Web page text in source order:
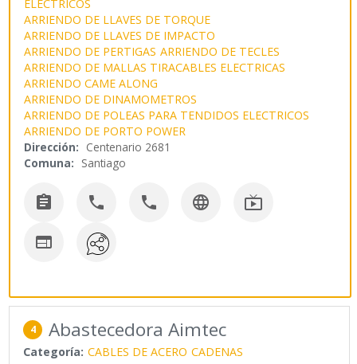
ELECTRICOS
ARRIENDO DE LLAVES DE TORQUE
ARRIENDO DE LLAVES DE IMPACTO
ARRIENDO DE PERTIGAS ARRIENDO DE TECLES
ARRIENDO DE MALLAS TIRACABLES ELECTRICAS
ARRIENDO CAME ALONG
ARRIENDO DE DINAMOMETROS
ARRIENDO DE POLEAS PARA TENDIDOS ELECTRICOS
ARRIENDO DE PORTO POWER
Dirección: Centenario 2681
Comuna: Santiago
    

4 Abastecedora Aimtec
Categoría: CABLES DE ACERO CADENAS